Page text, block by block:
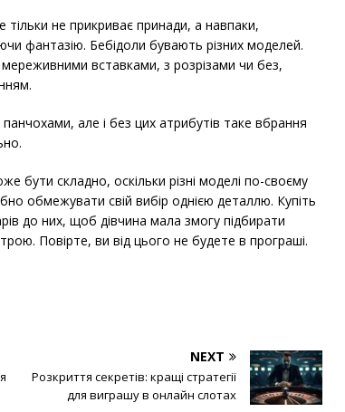
тільки не прикриває принади, а навпаки,
фантазію. Бебідоли бувають різних моделей.
вставками, з розрізами чи без,
але і без цих атрибутів таке вбрання
бути складно, оскільки різні моделі по-своєму
обмежувати свій вибір однією деталлю. Купіть
до них, щоб дівчина мала змогу підбирати
Повірте, ви від цього не будете в програші.
NEXT
Розкриття секретів: кращі стратегії
для виграшу в онлайн слотах